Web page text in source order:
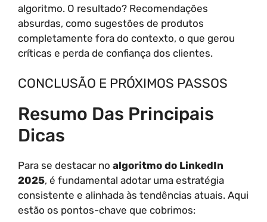
algoritmo. O resultado? Recomendações
absurdas, como sugestões de produtos
completamente fora do contexto, o que gerou
críticas e perda de confiança dos clientes.
CONCLUSÃO E PRÓXIMOS PASSOS
Resumo Das Principais
Dicas
Para se destacar no algoritmo do LinkedIn
2025, é fundamental adotar uma estratégia
consistente e alinhada às tendências atuais. Aqui
estão os pontos-chave que cobrimos: